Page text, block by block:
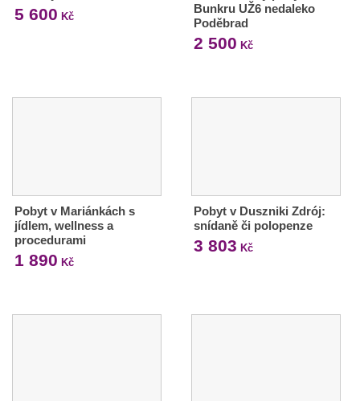
5 600 Kč
Bunkru UŽ6 nedaleko
Poděbrad
2 500 Kč
Pobyt v Mariánkách s
jídlem, wellness a
procedurami
1 890 Kč
Pobyt v Duszniki Zdrój:
snídaně či polopenze
3 803 Kč